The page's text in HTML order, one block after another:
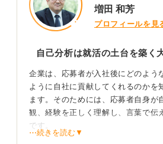
増田 和芳
プロフィールを見
自己分析は就活の土台を築く
企業は、応募者が入社後にどのよう
ように自社に貢献してくれるのかを
ます。そのためには、応募者自身が
観、経験を正しく理解し、言葉で伝
です。
⋯続きを読む▼